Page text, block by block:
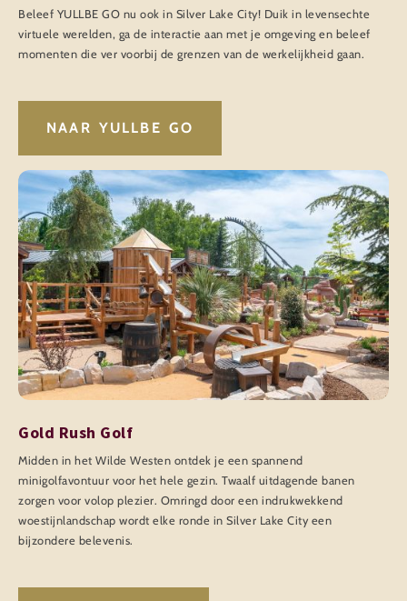
Beleef YULLBE GO nu ook in Silver Lake City! Duik in levensechte
virtuele werelden, ga de interactie aan met je omgeving en beleef
momenten die ver voorbij de grenzen van de werkelijkheid gaan.
NAAR YULLBE GO
Gold Rush Golf
Midden in het Wilde Westen ontdek je een spannend
minigolfavontuur voor het hele gezin. Twaalf uitdagende banen
zorgen voor volop plezier. Omringd door een indrukwekkend
woestijnlandschap wordt elke ronde in Silver Lake City een
bijzondere belevenis.